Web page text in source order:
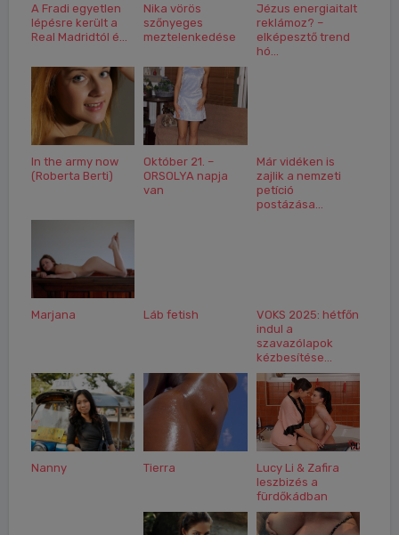
A Fradi egyetlen
lépésre került a
Real Madridtól é...
Nika vörös
szőnyeges
meztelenkedése
Jézus energiaitalt
reklámoz? –
elképesztő trend
hó...
In the army now
(Roberta Berti)
Október 21. –
ORSOLYA napja
van
Már vidéken is
zajlik a nemzeti
petíció
postázása...
Marjana Láb fetish
VOKS 2025: hétfőn
indul a
szavazólapok
kézbesítése...
Nanny Tierra
Lucy Li & Zafira
leszbizés a
fürdőkádban